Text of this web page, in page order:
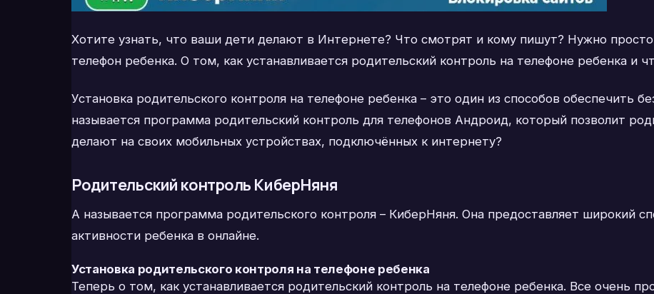
Хотите узнать, что ваши дети делают в Интернете? Что смотрят и кому пишут? Нужно просто
телефон ребенка. О том, как устанавливается родительский контроль на телефоне ребенка и
Установка родительского контроля на телефоне ребенка – это один из способов обеспечить
называется программа родительский контроль для телефонов Андроид, который позволит
делают на своих мобильных устройствах, подключённых к интернету?
Родительский контроль КиберНяня
А называется программа родительского контроля – КиберНяня. Она предоставляет широкий
активности ребенка в онлайне.
Установка родительского контроля на телефоне ребенка
Теперь о том, как устанавливается родительский контроль на телефоне ребенка. Все очень